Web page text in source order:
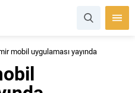
mobil uygulaması yayında